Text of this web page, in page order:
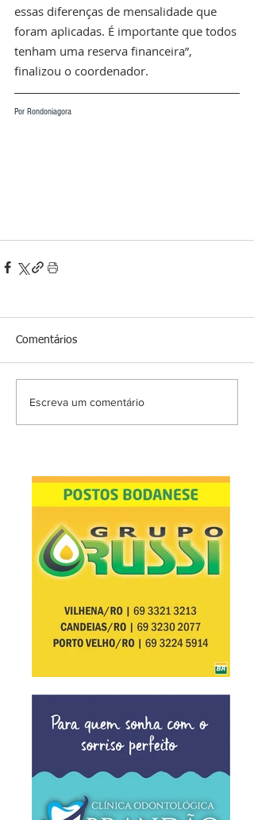
essas diferenças de mensalidade que
foram aplicadas. É importante que todos
tenham uma reserva financeira”,
finalizou o coordenador.
Por Rondoniagora
Comentários
Escreva um comentário